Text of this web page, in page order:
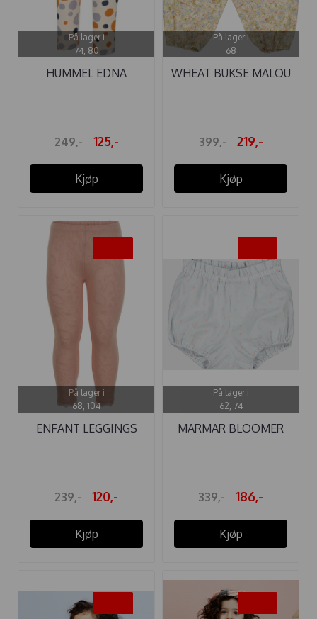
På lager i
74, 80
HUMMEL EDNA
249,- 125,-
Kjøp
På lager i
68
WHEAT BUKSE MALOU
399,- 219,-
Kjøp
På lager i
68, 104
ENFANT LEGGINGS
239,- 120,-
Kjøp
På lager i
62, 74
MARMAR BLOOMER
339,- 186,-
Kjøp